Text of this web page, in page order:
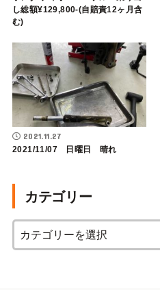
し総額¥129,800-(自賠責12ヶ月含
む)
2021.11.27
2021/11/07 日曜日 晴れ
カテゴリー